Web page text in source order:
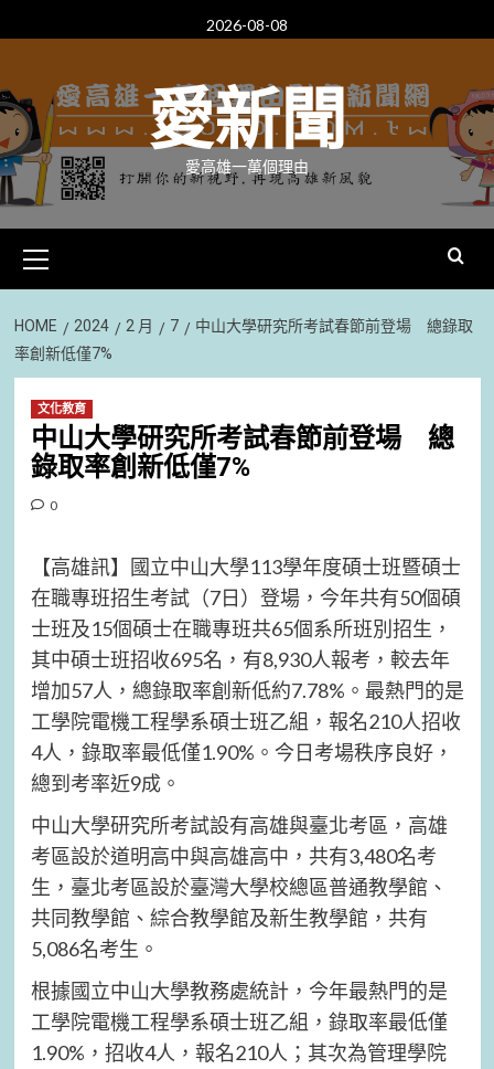
to
2026-08-08
愛新聞
愛高雄一萬個理由
Menu
HOME 2024 2 月 7
中山大學研究所考試春節前登場 總錄取
率創新低僅7%
文化教育
中山大學研究所考試春節前登場 總
錄取率創新低僅7%
0
【高雄訊】國立中山大學113學年度碩士班暨碩士
在職專班招生考試（7日）登場，今年共有50個碩
士班及15個碩士在職專班共65個系所班別招生，
其中碩士班招收695名，有8,930人報考，較去年
增加57人，總錄取率創新低約7.78%。最熱門的是
工學院電機工程學系碩士班乙組，報名210人招收
4人，錄取率最低僅1.90%。今日考場秩序良好，
總到考率近9成。
中山大學研究所考試設有高雄與臺北考區，高雄
考區設於道明高中與高雄高中，共有3,480名考
生，臺北考區設於臺灣大學校總區普通教學館、
共同教學館、綜合教學館及新生教學館，共有
5,086名考生。
根據國立中山大學教務處統計，今年最熱門的是
工學院電機工程學系碩士班乙組，錄取率最低僅
1.90%，招收4人，報名210人；其次為管理學院